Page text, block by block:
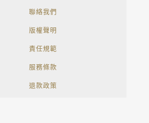
聯絡我們
版權聲明
責任規範
服務條款
退款政策